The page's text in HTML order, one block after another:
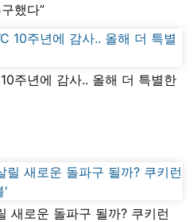
했다”
주년에 감사.. 올해 더 특별한
새로운 돌파구 될까? 쿠키런